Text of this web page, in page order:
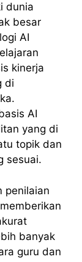
dunia
besar
AI
kinerja
di
AI
yang di
topik dan
sesuai.
penilaian
banyak
guru dan